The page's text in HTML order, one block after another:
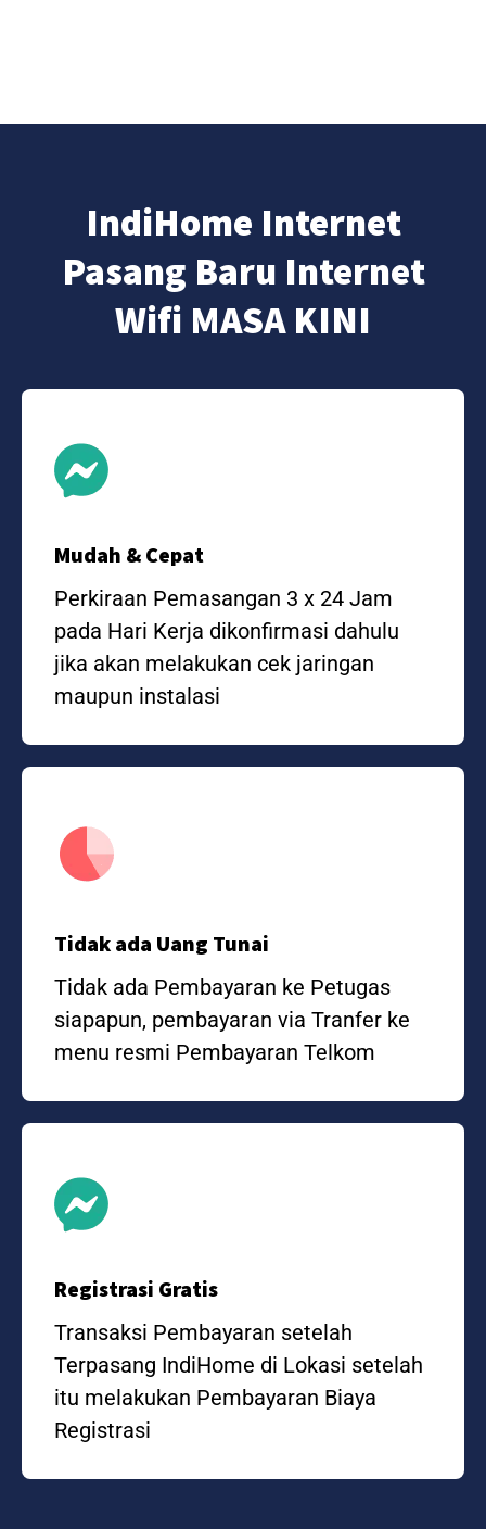
IndiHome Internet
Pasang Baru Internet
Wifi MASA KINI
Mudah & Cepat
Perkiraan Pemasangan 3 x 24 Jam
pada Hari Kerja dikonfirmasi dahulu
jika akan melakukan cek jaringan
maupun instalasi
Tidak ada Uang Tunai
Tidak ada Pembayaran ke Petugas
siapapun, pembayaran via Tranfer ke
menu resmi Pembayaran Telkom
Registrasi Gratis
Transaksi Pembayaran setelah
Terpasang IndiHome di Lokasi setelah
itu melakukan Pembayaran Biaya
Registrasi